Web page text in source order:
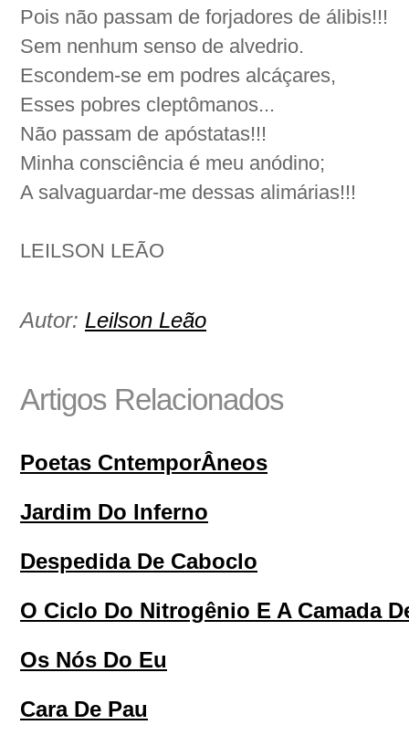
Pois não passam de forjadores de álibis!!!
Sem nenhum senso de alvedrio.
Escondem-se em podres alcáçares,
Esses pobres cleptômanos...
Não passam de apóstatas!!!
Minha consciência é meu anódino;
A salvaguardar-me dessas alimárias!!!
LEILSON LEÃO
Autor: Leilson Leão
Artigos Relacionados
Poetas CntemporÂneos
Jardim Do Inferno
Despedida De Caboclo
O Ciclo Do Nitrogênio E A Camada
Os Nós Do Eu
Cara De Pau